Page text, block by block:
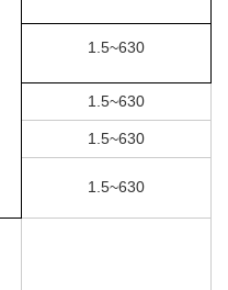
1.5~630
1.5~630
1.5~630
1.5~630